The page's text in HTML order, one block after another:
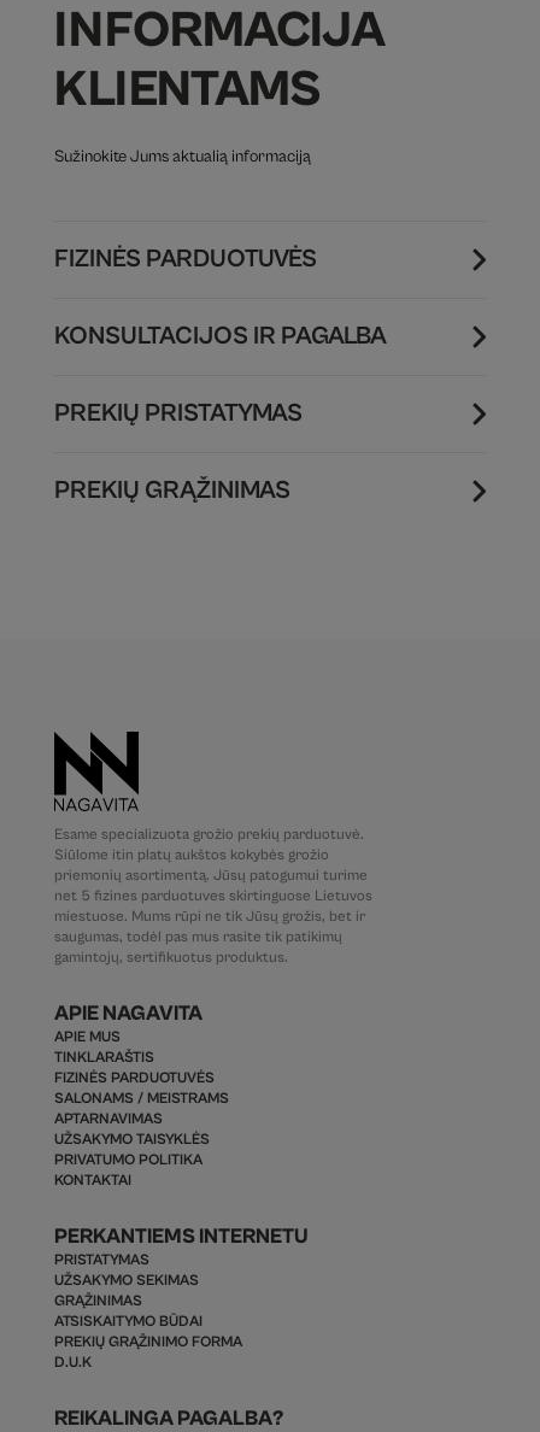
INFORMACIJA
KLIENTAMS
Sužinokite Jums aktualią informaciją
FIZINĖS PARDUOTUVĖS
KONSULTACIJOS IR PAGALBA
PREKIŲ PRISTATYMAS
PREKIŲ GRĄŽINIMAS
Esame specializuota grožio prekių parduotuvė.
Siūlome itin platų aukštos kokybės grožio
priemonių asortimentą. Jūsų patogumui turime
net 5 fizines parduotuves skirtinguose Lietuvos
miestuose. Mums rūpi ne tik Jūsų grožis, bet ir
saugumas, todėl pas mus rasite tik patikimų
gamintojų, sertifikuotus produktus.
APIE NAGAVITA
APIE MUS
TINKLARAŠTIS
FIZINĖS PARDUOTUVĖS
SALONAMS / MEISTRAMS
APTARNAVIMAS
UŽSAKYMO TAISYKLĖS
PRIVATUMO POLITIKA
KONTAKTAI
PERKANTIEMS INTERNETU
PRISTATYMAS
UŽSAKYMO SEKIMAS
GRĄŽINIMAS
ATSISKAITYMO BŪDAI
PREKIŲ GRĄŽINIMO FORMA
D.U.K
REIKALINGA PAGALBA?